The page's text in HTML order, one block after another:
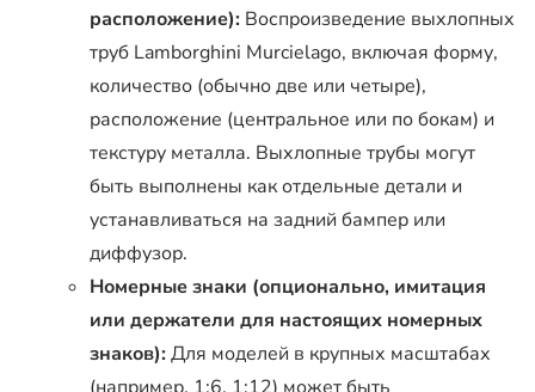
расположение): Воспроизведение выхлопных
труб Lamborghini Murcielago, включая форму,
количество (обычно две или четыре),
расположение (центральное или по бокам) и
текстуру металла. Выхлопные трубы могут
быть выполнены как отдельные детали и
устанавливаться на задний бампер или
диффузор.
Номерные знаки (опционально, имитация
или держатели для настоящих номерных
знаков):Для моделей в крупных масштабах